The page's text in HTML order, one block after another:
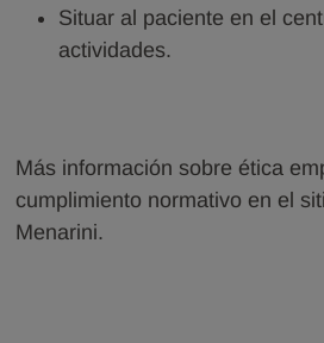
Situar al paciente en el
actividades.
Más información sobre ética
cumplimiento normativo en el
Menarini.